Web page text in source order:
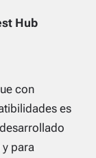
Hub
con
es
para